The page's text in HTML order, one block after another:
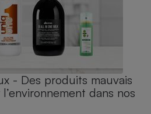
- Des produits mauvais
dans nos